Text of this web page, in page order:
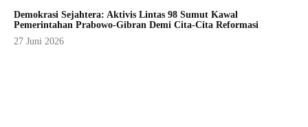
Demokrasi Sejahtera: Aktivis Lintas 98 Sumut Kawal
Pemerintahan Prabowo-Gibran Demi Cita-Cita Reformasi
27 Juni 2026